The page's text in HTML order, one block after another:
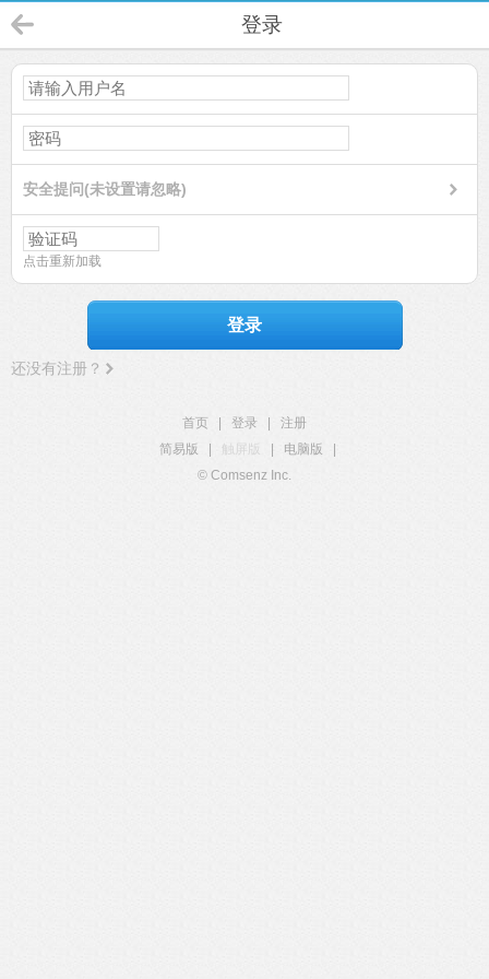
登录
安全提问(未设置请忽略)
点击重新加载
登录
还没有注册？
首页 登录
注册
简易版
触屏版 电脑版
© Comsenz Inc.